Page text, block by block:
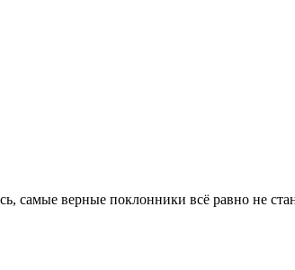
самые верные поклонники всё равно не